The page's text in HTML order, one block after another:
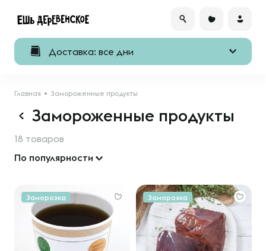
Доставка: все дни
Главная Замороженные продукты
Замороженные продукты
18 товаров
По популярности
Заморозка Заморозка